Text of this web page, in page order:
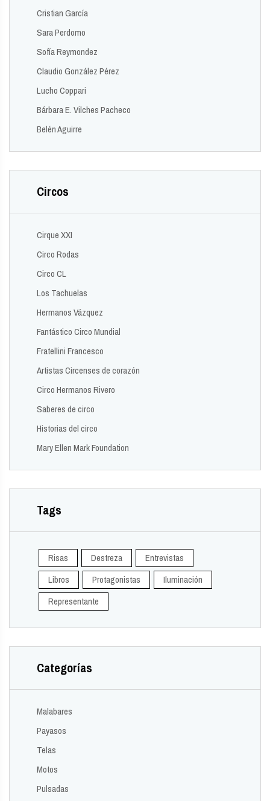
Cristian García
Sara Perdomo
Sofía Reymondez
Claudio González Pérez
Lucho Coppari
Bárbara E. Vilches Pacheco
Belén Aguirre
Circos
Cirque XXI
Circo Rodas
Circo CL
Los Tachuelas
Hermanos Vázquez
Fantástico Circo Mundial
Fratellini Francesco
Artistas Circenses de corazón
Circo Hermanos Rivero
Saberes de circo
Historias del circo
Mary Ellen Mark Foundation
Tags
Risas Destreza
Entrevistas
Libros
Protagonistas
Iluminación
Representante
Categorías
Malabares
Payasos
Telas
Motos
Pulsadas